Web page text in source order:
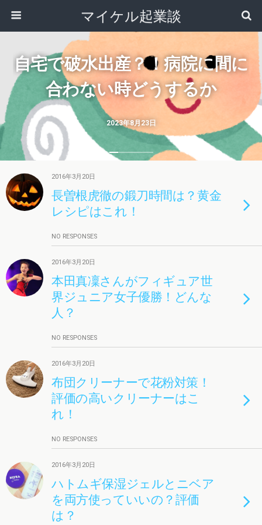
マイケル起業談
2023年8月23日
自宅で破水出産？！病院に間に
合わない時どうするか
2016年3月20日
長曽根虎徹の鍛刀時間は？黄金
レシピはこれ！
NO RESPONSES
2016年3月20日
本田真凜さんがフィギュア世
界ジュニア女子優勝！どんな
人？
NO RESPONSES
2016年3月20日
布団クリーナーで花粉対策！
評価の高いクリーナーはこ
れ！
NO RESPONSES
2016年3月20日
ハトムギ保湿ジェルとニベア
を両方使っていいの？評価
は？